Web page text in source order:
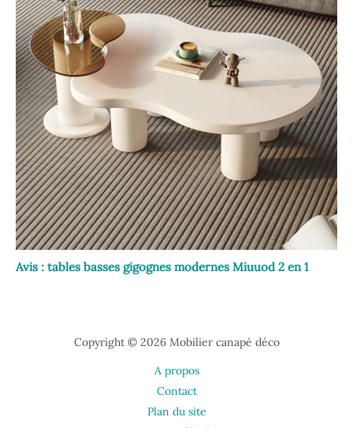
Avis : tables basses gigognes modernes Miuuod 2 en 1
Copyright © 2026 Mobilier canapé déco
A propos
Contact
Plan du site